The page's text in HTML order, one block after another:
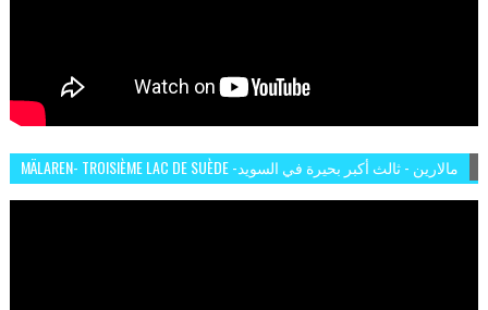
MÄLAREN- TROISIÈME LAC DE SUÈDE -مالارين - ثالث أكبر بحيرة في السويد